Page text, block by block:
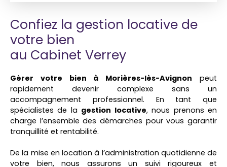
Confiez la gestion locative de
votre bien
au Cabinet Verrey
Gérer votre bien à Morières-lès-Avignon peut
rapidement devenir complexe sans un
accompagnement professionnel. En tant que
spécialistes de la gestion locative, nous prenons en
charge l’ensemble des démarches pour vous garantir
tranquillité et rentabilité.
De la mise en location à l’administration quotidienne de
votre bien, nous assurons un suivi rigoureux et